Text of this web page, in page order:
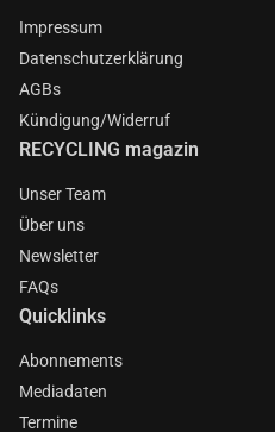
Impressum
Datenschutzerklärung
AGBs
Kündigung/Widerruf
RECYCLING magazin
Unser Team
Über uns
Newsletter
FAQs
Quicklinks
Abonnements
Mediadaten
Termine